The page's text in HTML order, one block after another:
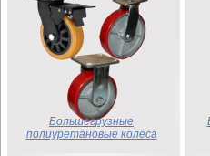
Колесные опоры востребованы в
затрагивая наш быт и досуг.
роликииспользуются в устройстве
уборочной или садовой технике.
самые ответственные задачи,
Если говорить о
большегрузных колес не обходится
деревоперерабатывающий завод,
электроники, везде задействована
Большегрузные
полиуретановые колеса